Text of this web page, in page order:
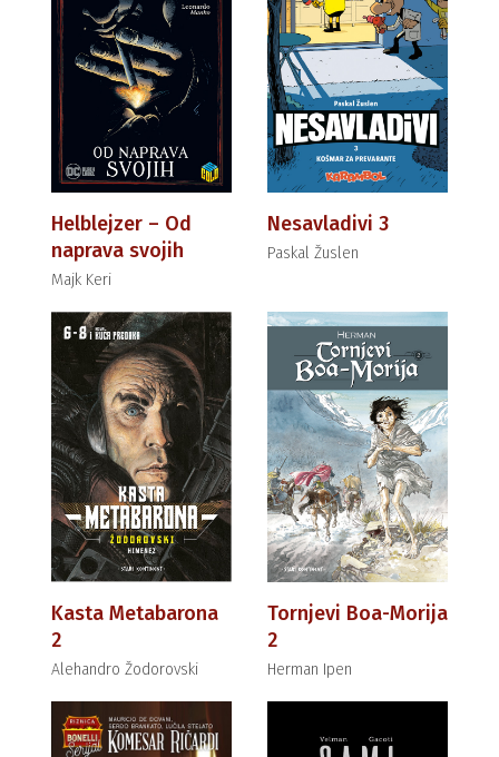
Helblejzer – Od
naprava svojih
Majk Keri
Nesavladivi 3
Paskal Žuslen
Kasta Metabarona
2
Alehandro Žodorovski
Tornjevi Boa-Morija
2
Herman Ipen